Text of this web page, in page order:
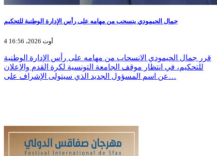
جمال الحيمودي ينسحب من مهامه على رأس الإدارة الوطنية للتحكيم
4 أوت 2026، 16:56
قرر جمال الحيمودي الانسحاب من مهامه على رأس الإدارة الوطنية
للتحكيم، في انتظار موقف الجامعة التونسية لكرة القدم والإعلان
عن اسم المسؤول الجديد الذي سيتولى الإشراف على…